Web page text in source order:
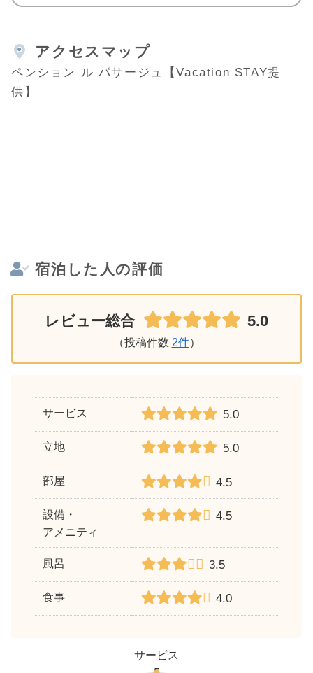
アクセスマップ
ペンション ル パサージュ【Vacation STAY提
供】
宿泊した人の評価
レビュー総合 5.0
（投稿件数 2件）
サービス 5.0
立地 5.0
部屋 4.5
設備・
アメニティ
4.5
風呂 3.5
食事 4.0